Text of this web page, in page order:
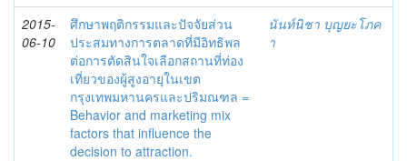
2015-
06-10
ศึกษาพฤติกรรมและปัจจัยส่วน
ประสมทางการตลาดที่มีอิทธิพล
ต่อการตัดสินใจเลือกสถานที่ท่อง
เที่ยวของผู้สูงอายุในเขต
กรุงเทพมหานครและปริมณฑล =
Behavior and marketing mix
factors that influence the
decision to attraction.
นันท์นิชา บุญยะโภค
า